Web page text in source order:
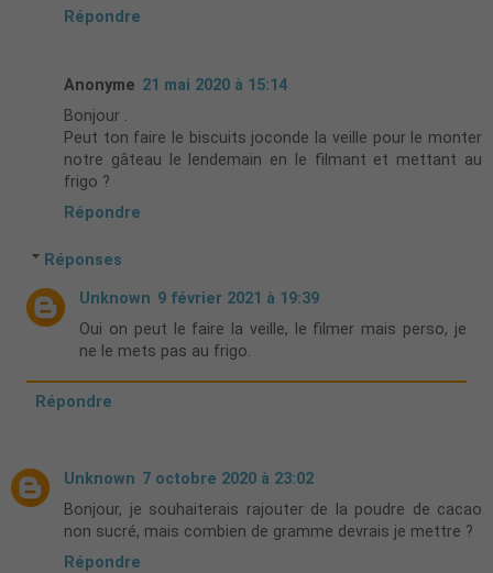
Répondre
Anonyme 21 mai 2020 à 15:14
Bonjour .
Peut ton faire le biscuits joconde la veille pour le monter
notre gâteau le lendemain en le filmant et mettant au
frigo ?
Répondre
Réponses
Unknown 9 février 2021 à 19:39
Oui on peut le faire la veille, le filmer mais perso, je
ne le mets pas au frigo.
Répondre
Unknown 7 octobre 2020 à 23:02
Bonjour, je souhaiterais rajouter de la poudre de cacao
non sucré, mais combien de gramme devrais je mettre ?
Répondre